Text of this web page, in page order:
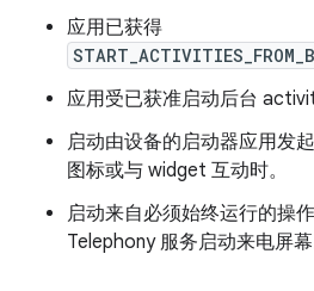
应用已获得
应用受已获准启动后台
启动由设备的启动器应用发
图标或与 widget 互动时。
启动来自必须始终运行的操
Telephony 服务启动来电屏幕